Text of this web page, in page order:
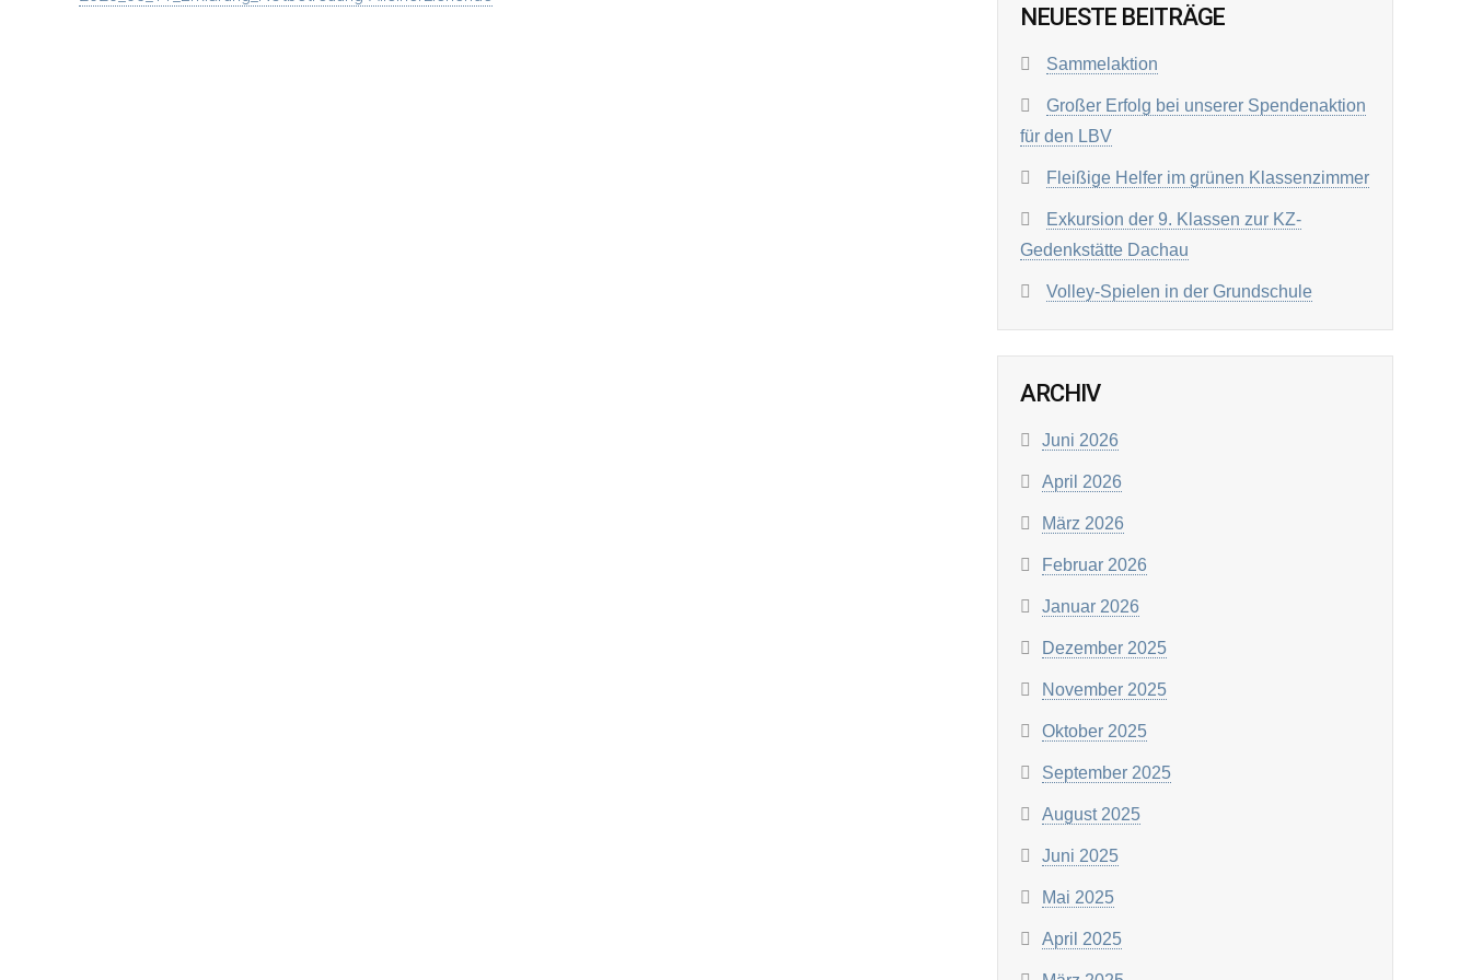
NEUESTE BEITRÄGE
Sammelaktion
Großer Erfolg bei unserer Spendenaktion
für den LBV
Fleißige Helfer im grünen Klassenzimmer
Exkursion der 9. Klassen zur KZ-
Gedenkstätte Dachau
Volley-Spielen in der Grundschule
ARCHIV
Juni 2026
April 2026
März 2026
Februar 2026
Januar 2026
Dezember 2025
November 2025
Oktober 2025
September 2025
August 2025
Juni 2025
Mai 2025
April 2025